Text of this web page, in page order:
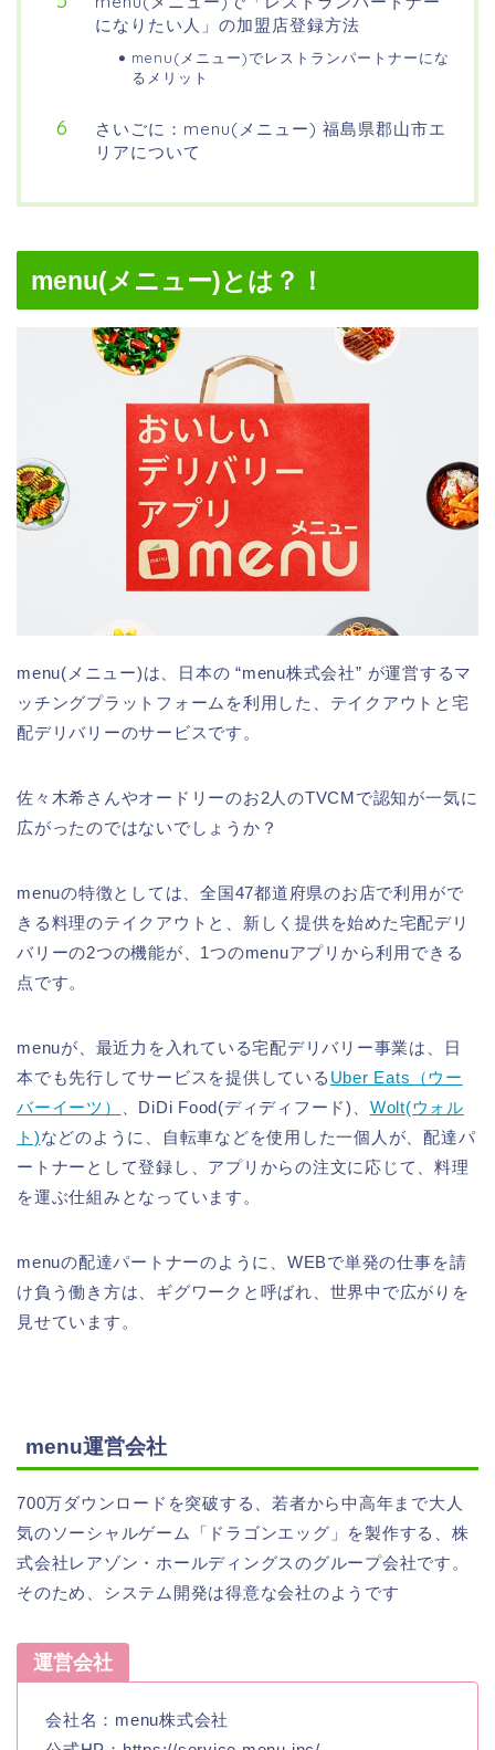
になりたい人」の加盟店登録方法
menu(メニュー)でレストランパートナーにな
るメリット
さいごに：menu(メニュー) 福島県郡山市エ
リアについて
menu(メニュー)とは？！
menu(メニュー)は、日本の “menu株式会社” が運営するマ
ッチングプラットフォームを利用した、テイクアウトと宅
配デリバリーのサービスです。
佐々木希さんやオードリーのお2人のTVCMで認知が一気に
広がったのではないでしょうか？
menuの特徴としては、全国47都道府県のお店で利用がで
きる料理のテイクアウトと、新しく提供を始めた宅配デリ
バリーの2つの機能が、1つのmenuアプリから利用できる
点です。
menuが、最近力を入れている宅配デリバリー事業は、日
本でも先行してサービスを提供している Uber Eats（ウー
バーイーツ）
、DiDi Food(ディディフード)、 Wolt(ウォル
ト)などのように、自転車などを使用した一個人が、配達パ
ートナーとして登録し、アプリからの注文に応じて、料理
を運ぶ仕組みとなっています。
menuの配達パートナーのように、WEBで単発の仕事を請
け負う働き方は、ギグワークと呼ばれ、世界中で広がりを
見せています。
menu運営会社
700万ダウンロードを突破する、若者から中高年まで大人
気のソーシャルゲーム「ドラゴンエッグ」を製作する、株
式会社レアゾン・ホールディングスのグループ会社です。
そのため、システム開発は得意な会社のようです
運営会社
会社名：menu株式会社